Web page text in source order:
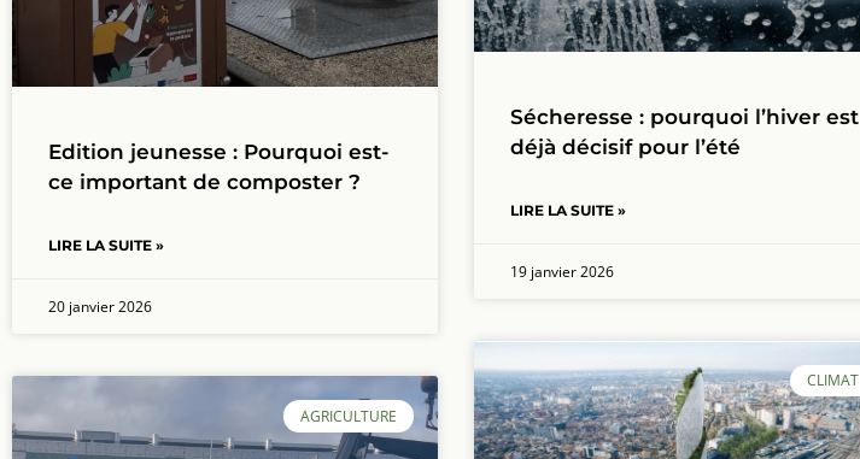
Edition jeunesse : Pourquoi est-
ce important de composter ?
LIRE LA SUITE »
20 janvier 2026
Sécheresse : pourquoi l’hiver est
déjà décisif pour l’été
LIRE LA SUITE »
19 janvier 2026
AGRICULTURE
CLIMAT